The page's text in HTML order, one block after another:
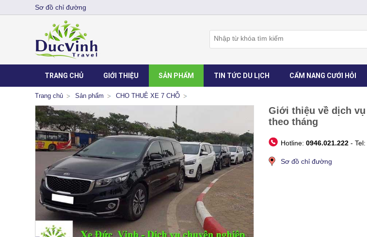
TRANG CHỦ GIỚI THIỆU SẢN PHẨM TIN TỨC DU LỊCH CẨM NANG CƯỚI HỎI
Trang chủ Sản phẩm CHO THUÊ XE 7 CHỖ
Giới thiệu về dịch
theo tháng
Hotline: 0946.021.222 - Tel:
Sơ đồ chỉ đường
Sơ đồ chỉ đường